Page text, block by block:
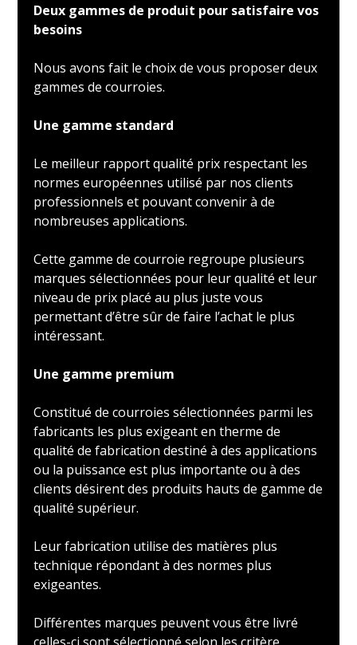
Deux gammes de produit pour satisfaire vos
besoins
Nous avons fait le choix de vous proposer deux
gammes de courroies.
Une gamme standard
Le meilleur rapport qualité prix respectant les
normes européennes utilisé par nos clients
professionnels et pouvant convenir à de
nombreuses applications.
Cette gamme de courroie regroupe plusieurs
marques sélectionnées pour leur qualité et leur
niveau de prix placé au plus juste vous
permettant d’être sûr de faire l’achat le plus
intéressant.
Une gamme premium
Constitué de courroies sélectionnées parmi les
fabricants les plus exigeant en therme de
qualité de fabrication destiné à des applications
ou la puissance est plus importante ou à des
clients désirent des produits hauts de gamme de
qualité supérieur.
Leur fabrication utilise des matières plus
technique répondant à des normes plus
exigeantes.
Différentes marques peuvent vous être livré